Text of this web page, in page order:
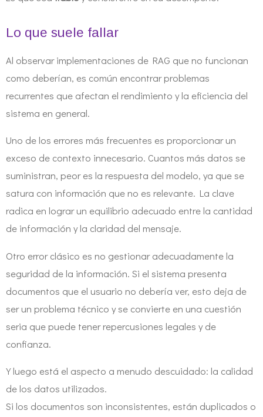
Lo que suele fallar
Al observar implementaciones de RAG que no funcionan
como deberían, es común encontrar problemas
recurrentes que afectan el rendimiento y la eficiencia del
sistema en general.
Uno de los errores más frecuentes es proporcionar un
exceso de contexto innecesario. Cuantos más datos se
suministran, peor es la respuesta del modelo, ya que se
satura con información que no es relevante. La clave
radica en lograr un equilibrio adecuado entre la cantidad
de información y la claridad del mensaje.
Otro error clásico es no gestionar adecuadamente la
seguridad de la información. Si el sistema presenta
documentos que el usuario no debería ver, esto deja de
ser un problema técnico y se convierte en una cuestión
seria que puede tener repercusiones legales y de
confianza.
Y luego está el aspecto a menudo descuidado: la calidad
de los datos utilizados.
Si los documentos son inconsistentes, están duplicados o